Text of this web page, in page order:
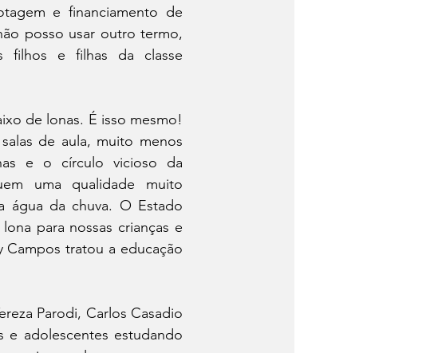
e financiamento de
posso usar outro termo,
filhos e filhas da classe
de lonas. É isso mesmo!
de aula, muito menos
e o círculo vicioso da
uma qualidade muito
água da chuva. O Estado
para nossas crianças e
Campos tratou a educação
Parodi, Carlos Casadio
e adolescentes estudando